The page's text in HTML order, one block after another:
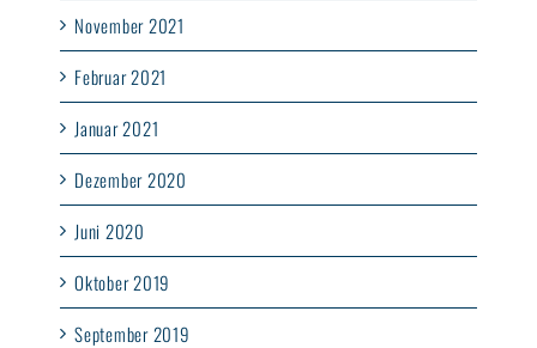
November 2021
Februar 2021
Januar 2021
Dezember 2020
Juni 2020
Oktober 2019
September 2019